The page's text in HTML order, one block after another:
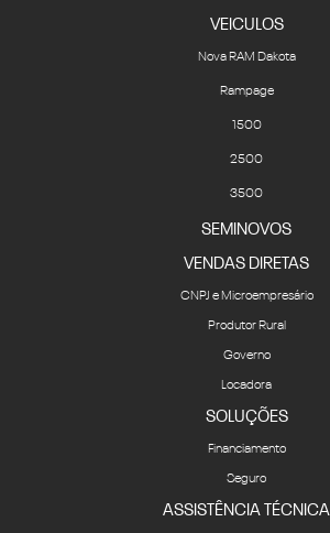
VEICULOS
Nova RAM Dakota
Rampage
1500
2500
3500
SEMINOVOS
VENDAS DIRETAS
CNPJ e Microempresário
Produtor Rural
Governo
Locadora
SOLUÇÕES
Financiamento
Seguro
ASSISTÊNCIA TÉCNICA